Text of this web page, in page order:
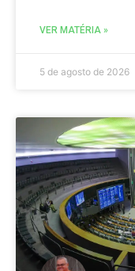
VER MATÉRIA »
5 de agosto de 2026